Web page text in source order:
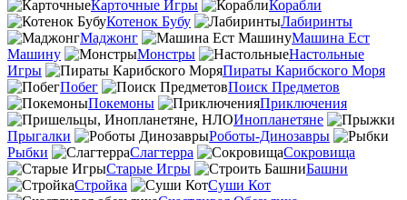
Карточные Игры
Корабли
Котенок Бубу
Лабиринты
Маджонг
Машина Ест
Машину
Монстры
Настольные
Игры
Пираты Карибского Моря
Побег
Поиск Предметов
Покемоны
Приключения
Инопланетяне
Прыгалки
Роботы-Динозавры
Рыбки
Слагтерра
Сокровища
Старые Игры
Башни
Стройка
Суши Кот